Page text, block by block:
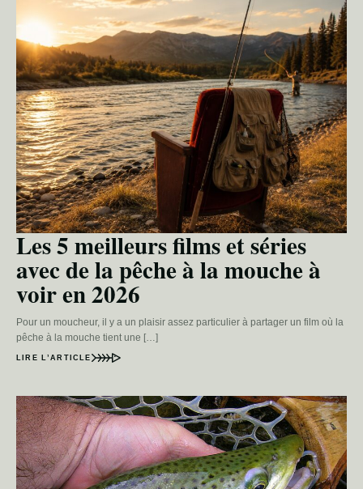
Les 5 meilleurs films et séries
avec de la pêche à la mouche à
voir en 2026
Pour un moucheur, il y a un plaisir assez particulier à partager un film où la
pêche à la mouche tient une […]
LIRE L’ARTICLE